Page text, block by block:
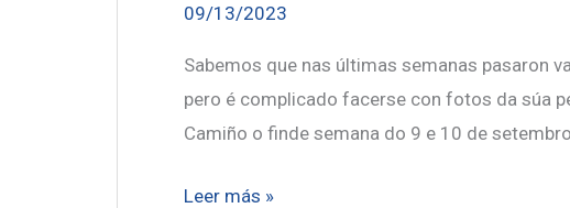
09/13/2023
Sabemos que nas últimas semanas pasaron
pero é complicado facerse con fotos da súa
Camiño o finde semana do 9 e 10 de
O
Leer más »